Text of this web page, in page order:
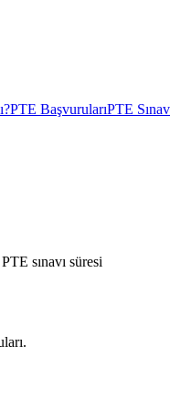
PTE BaşvurularıPTE
PTE sınavı süresi